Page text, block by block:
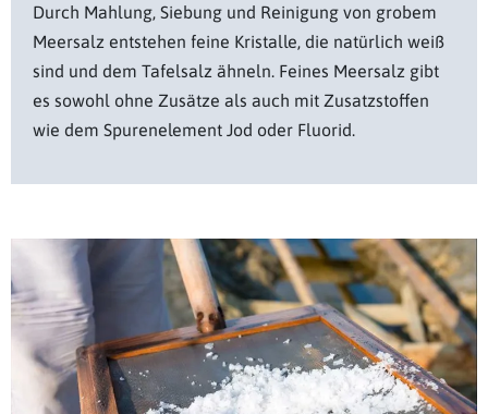
Durch Mahlung, Siebung und Reinigung von grobem
Meersalz entstehen feine Kristalle, die natürlich weiß
sind und dem Tafelsalz ähneln. Feines Meersalz gibt
es sowohl ohne Zusätze als auch mit Zusatzstoffen
wie dem Spurenelement Jod oder Fluorid.